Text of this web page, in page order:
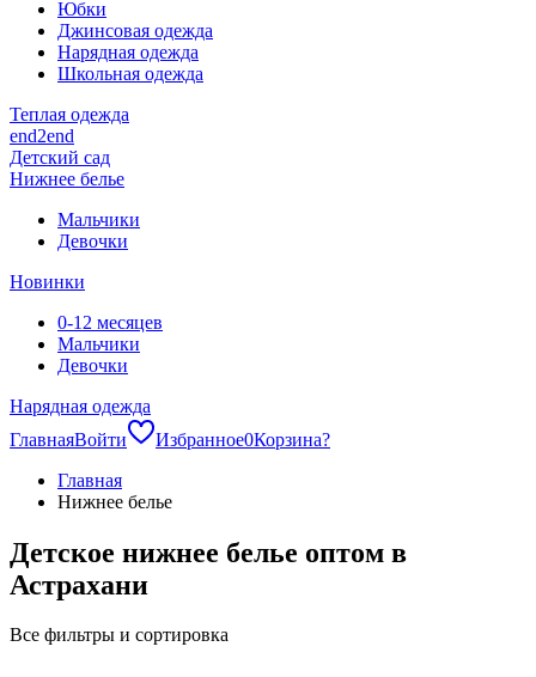
Юбки
Джинсовая одежда
Нарядная одежда
Школьная одежда
Теплая одежда
end2end
Детский сад
Нижнее белье
Мальчики
Девочки
Новинки
0-12 месяцев
Мальчики
Девочки
Нарядная одежда
ГлавнаяВойти Избранное0Корзина?
Главная
Нижнее белье
Детское нижнее белье оптом в
Астрахани
Все фильтры и сортировка